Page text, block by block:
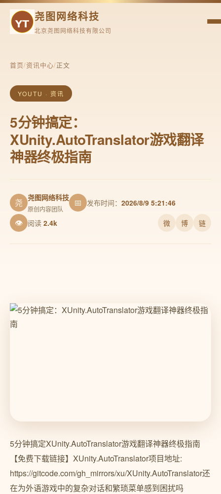
尧图网络科技
北京尧图网络科技有限公司
首页/资讯中心/正文
YOUTU · 资讯
5分钟搞定：
XUnity.AutoTranslator游戏翻译
神器终极指南
尧 尧图网络科技
原创内容团队
📅 发布时间： 2026/8/9 5:21:46
👁 阅读 2.4k 微 博 链
5分钟搞定XUnity.AutoTranslator游戏翻译神器终极指南
【免费下载链接】XUnity.AutoTranslator项目地址:
https://gitcode.com/gh_mirrors/xu/XUnity.AutoTranslator还
在为外语游戏中的复杂对话和繁琐菜单感到困扰吗